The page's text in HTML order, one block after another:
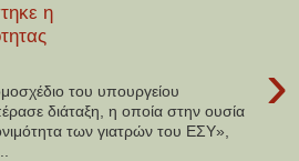
η
›
του υπουργείου
διάταξη, η οποία στην ουσία
των γιατρών του ΕΣΥ»,